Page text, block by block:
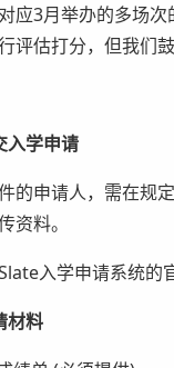
应3月举办的多场
评估打分，但我们
入学申请
申请人，需在规定
资料。
入学申请系统的
材料